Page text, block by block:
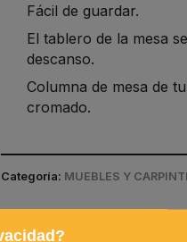
Fácil de guardar.
El tablero de la mesa
descanso.
Columna de mesa de
cromado.
Categoría: MUEBLES Y